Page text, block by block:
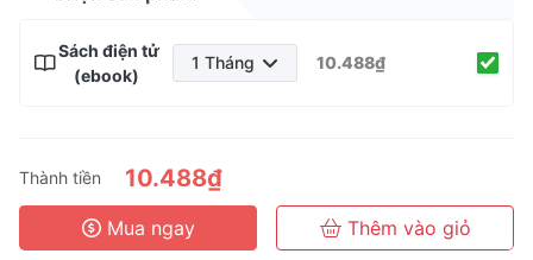
Sách điện tử
(ebook)
1 Tháng
6 Tháng
3 Năm
10.488₫
Thành tiền 10.488₫
Mua ngay Thêm vào giỏ